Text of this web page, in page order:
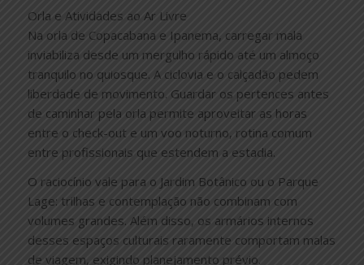
Orla e Atividades ao Ar Livre
Na orla de Copacabana e Ipanema, carregar mala
inviabiliza desde um mergulho rápido até um almoço
tranquilo no quiosque. A ciclovia e o calçadão pedem
liberdade de movimento. Guardar os pertences antes
de caminhar pela orla permite aproveitar as horas
entre o check-out e um voo noturno, rotina comum
entre profissionais que estendem a estadia.
O raciocínio vale para o Jardim Botânico ou o Parque
Lage: trilhas e contemplação não combinam com
volumes grandes. Além disso, os armários internos
desses espaços culturais raramente comportam malas
de viagem, exigindo planejamento prévio.